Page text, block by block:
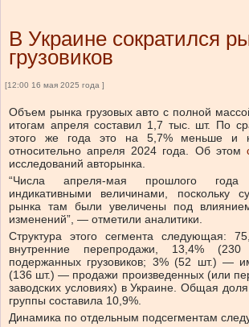
В Украине сократился
грузовиков
[12:00 16 мая 2025 года ]
Объем рынка грузовых авто с полной
итогам апреля составил 1,7 тыс. шт. По
этого же года это на 5,7% меньше и
относительно апреля 2024 года. Об этом
исследований авторынка.
“Числа апреля-мая прошлого года
индикативными величинами, поскольку
рынка там были увеличены под
изменений”, — отметили аналитики.
Структура
этого сегмента следующая:
внутренние перепродажи, 13,4%
подержанных грузовиков; 3% (52 шт.) —
(136 шт.) — продажи произведенных (или
заводских условиях) в Украине. Общая
группы составила 10,9%.
Динамика по отдельным подсегментам